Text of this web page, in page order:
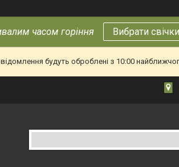
часом горіння Вибрати свічки
будуть оброблені з 10:00